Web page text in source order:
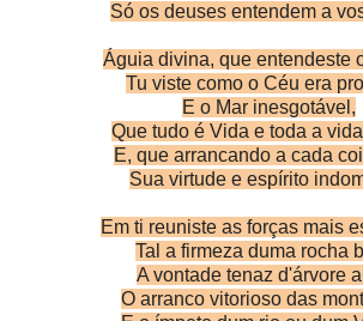
Só os deuses entendem a
Águia divina, que entendeste
Tu viste como o Céu era
E o Mar inesgotável,
Que tudo é Vida e toda a
E, que arrancando a cada
Sua virtude e espírito
Em ti reuniste as forças mais
Tal a firmeza duma rocha
A vontade tenaz d'árvore
O arranco vitorioso das